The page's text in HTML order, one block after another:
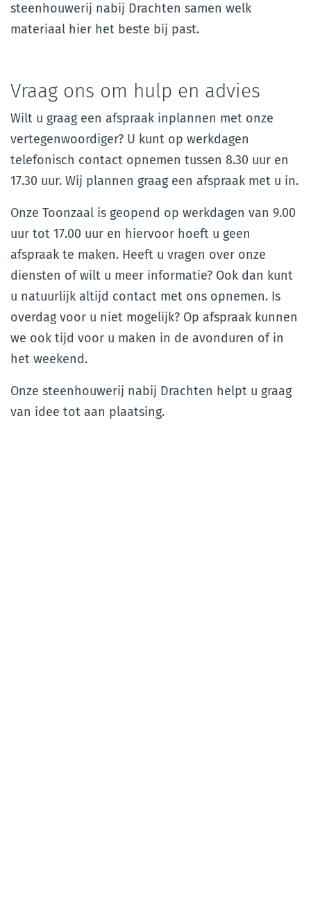
steenhouwerij nabij Drachten samen welk
materiaal hier het beste bij past.
Vraag ons om hulp en advies
Wilt u graag een afspraak inplannen met onze
vertegenwoordiger? U kunt op werkdagen
telefonisch contact opnemen tussen 8.30 uur en
17.30 uur. Wij plannen graag een afspraak met u in.
Onze Toonzaal is geopend op werkdagen van 9.00
uur tot 17.00 uur en hiervoor hoeft u geen
afspraak te maken. Heeft u vragen over onze
diensten of wilt u meer informatie? Ook dan kunt
u natuurlijk altijd contact met ons opnemen. Is
overdag voor u niet mogelijk? Op afspraak kunnen
we ook tijd voor u maken in de avonduren of in
het weekend.
Onze steenhouwerij nabij Drachten helpt u graag
van idee tot aan plaatsing.